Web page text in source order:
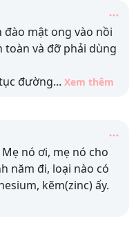
đào mật ong vào nồi
toàn và đỡ phải dùng
đường... Xem thêm
nó ơi, mẹ nó cho
năm đi, loại nào có
kẽm(zinc) ấy.